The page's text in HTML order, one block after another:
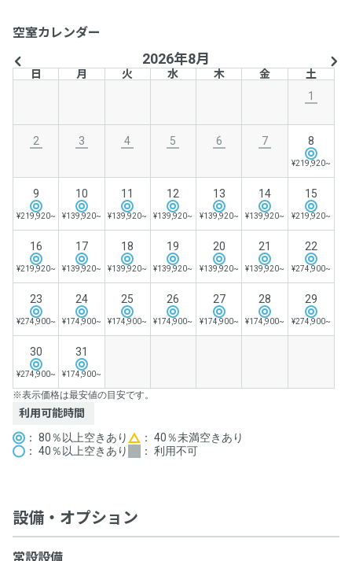
空室カレンダー
2026年8月
日 月 火 水 木 金
土
1
2 3 4 5 6 7 8
¥219,920~
9
¥219,920~
10
¥139,920~
11
¥139,920~
12
¥139,920~
13
¥139,920~
14
¥139,920~
15
¥219,920~
16
¥219,920~
17
¥139,920~
18
¥139,920~
19
¥139,920~
20
¥139,920~
21
¥139,920~
22
¥274,900~
23
¥274,900~
24
¥174,900~
25
¥174,900~
26
¥174,900~
27
¥174,900~
28
¥174,900~
29
¥274,900~
30
¥274,900~
31
¥174,900~
※表示価格は最安値の目安です。
利用可能時間
： 80％以上空きあり
： 40％以上空きあり
： 40％未満空きあり
： 利用不可
設備・オプション
常設設備